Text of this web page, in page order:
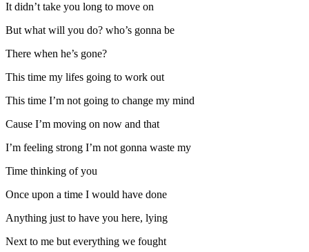
It didn’t take you long to move on
But what will you do? who’s gonna be
There when he’s gone?
This time my lifes going to work out
This time I’m not going to change my mind
Cause I’m moving on now and that
I’m feeling strong I’m not gonna waste my
Time thinking of you
Once upon a time I would have done
Anything just to have you here, lying
Next to me but everything we fought